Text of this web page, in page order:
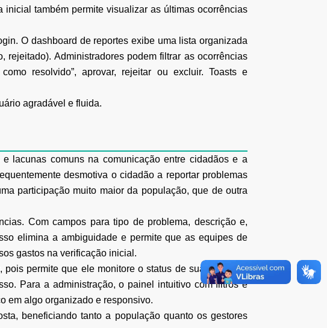
também permite visualizar as últimas ocorrências
O dashboard de reportes exibe uma lista organizada
rejeitado). Administradores podem filtrar as ocorrências
resolvido”, aprovar, rejeitar ou excluir. Toasts e
agradável e fluida.
lacunas comuns na comunicação entre cidadãos e a
desmotiva o cidadão a reportar problemas
participação muito maior da população, que de outra
Com campos para tipo de problema, descrição e,
elimina a ambiguidade e permite que as equipes de
gastos na verificação inicial.
permite que ele monitore o status de sua denúncia
Para a administração, o painel intuitivo com filtros e
em algo organizado e responsivo.
beneficiando tanto a população quanto os gestores